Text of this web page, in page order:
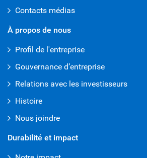
Contacts médias
À propos de nous
Profil de l'entreprise
Gouvernance d’entreprise
Relations avec les investisseurs
Histoire
Nous joindre
Durabilité et impact